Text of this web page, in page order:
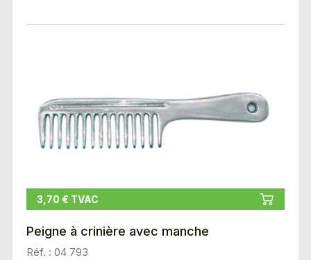
3,70 € TVAC
Peigne à crinière avec manche
Réf. : 04 793